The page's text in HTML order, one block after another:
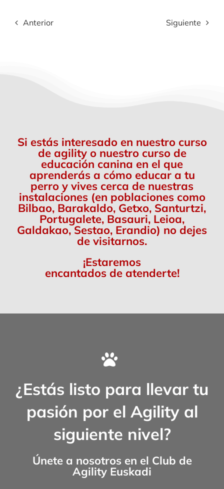
Anterior Siguiente
Si estás interesado en nuestro curso
de agility o nuestro curso de
educación canina en el que
aprenderás a cómo educar a tu
perro y vives cerca de nuestras
instalaciones (en poblaciones como
Bilbao, Barakaldo, Getxo, Santurtzi,
Portugalete, Basauri, Leioa,
Galdakao, Sestao, Erandio) no dejes
de visitarnos.
¡Estaremos
encantados de atenderte!
¿Estás listo para llevar tu
pasión por el Agility al
siguiente nivel?
Únete a nosotros en el Club de
Agility Euskadi